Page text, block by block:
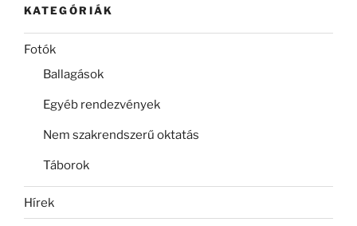
KATEGÓRIÁK
Fotók
Ballagások
Egyéb rendezvények
Nem szakrendszerű oktatás
Táborok
Hírek